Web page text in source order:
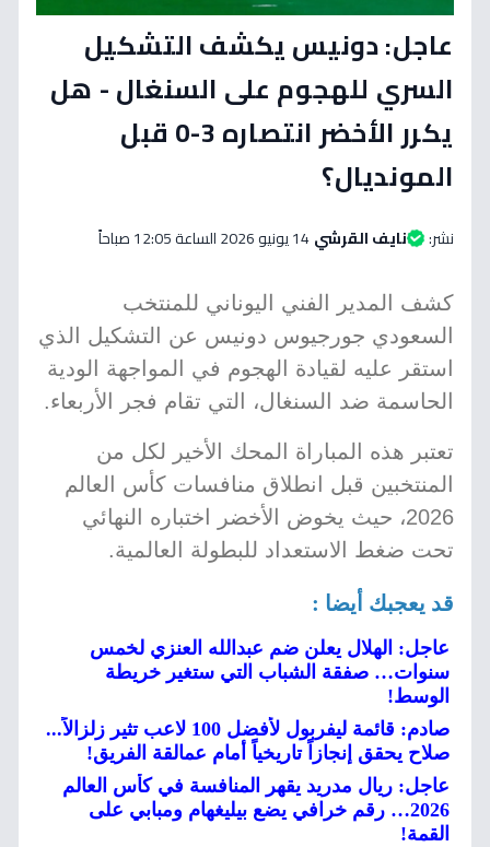
عاجل: دونيس يكشف التشكيل
السري للهجوم على السنغال - هل
يكرر الأخضر انتصاره 3-0 قبل
المونديال؟
نشر: نايف القرشي14 يونيو 2026 الساعة 12:05 صباحاً
كشف المدير الفني اليوناني للمنتخب
السعودي جورجيوس دونيس عن التشكيل الذي
استقر عليه لقيادة الهجوم في المواجهة الودية
الحاسمة ضد السنغال، التي تقام فجر الأربعاء.
تعتبر هذه المباراة المحك الأخير لكل من
المنتخبين قبل انطلاق منافسات كأس العالم
2026، حيث يخوض الأخضر اختباره النهائي
تحت ضغط الاستعداد للبطولة العالمية.
قد يعجبك أيضا :
عاجل: الهلال يعلن ضم عبدالله العنزي لخمس
سنوات… صفقة الشباب التي ستغير خريطة
الوسط!
صادم: قائمة ليفربول لأفضل 100 لاعب تثير زلزالاً...
صلاح يحقق إنجازاً تاريخياً أمام عمالقة الفريق!
عاجل: ريال مدريد يقهر المنافسة في كأس العالم
2026… رقم خرافي يضع بيليغهام ومبابي على
القمة!